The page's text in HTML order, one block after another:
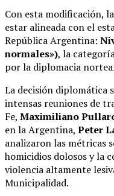
Con esta modificación,
estar alineada con el
República Argentina:
normales»), la
por la diplomacia
La decisión diplomática
intensas reuniones de
Fe, Maximiliano
en la Argentina, Peter
analizaron las métricas
homicidios dolosos y la
violencia altamente
Municipalidad.